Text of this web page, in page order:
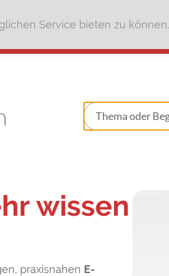
Service bieten zu können.
wissen
praxisnahen E-